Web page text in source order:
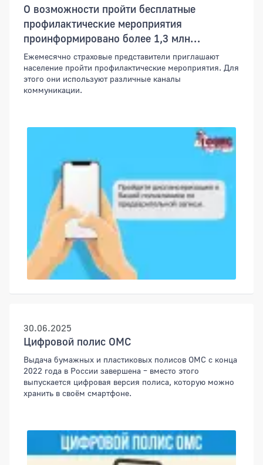
О возможности пройти бесплатные
профилактические мероприятия
проинформировано более 1,3 млн
оренбуржцев
Ежемесячно страховые представители приглашают
население пройти профилактические мероприятия. Для
этого они используют различные каналы
коммуникации.
30.06.2025
Цифровой полис ОМС
Выдача бумажных и пластиковых полисов ОМС с конца
2022 года в России завершена – вместо этого
выпускается цифровая версия полиса, которую можно
хранить в своём смартфоне.